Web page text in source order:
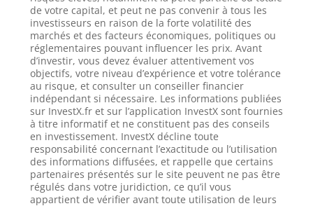
de votre capital, et peut ne pas convenir à tous les
investisseurs en raison de la forte volatilité des
marchés et des facteurs économiques, politiques ou
réglementaires pouvant influencer les prix. Avant
d’investir, vous devez évaluer attentivement vos
objectifs, votre niveau d’expérience et votre tolérance
au risque, et consulter un conseiller financier
indépendant si nécessaire. Les informations publiées
sur InvestX.fr et sur l’application InvestX sont fournies
à titre informatif et ne constituent pas des conseils
en investissement. InvestX décline toute
responsabilité concernant l’exactitude ou l’utilisation
des informations diffusées, et rappelle que certains
partenaires présentés sur le site peuvent ne pas être
régulés dans votre juridiction, ce qu’il vous
appartient de vérifier avant toute utilisation de leurs